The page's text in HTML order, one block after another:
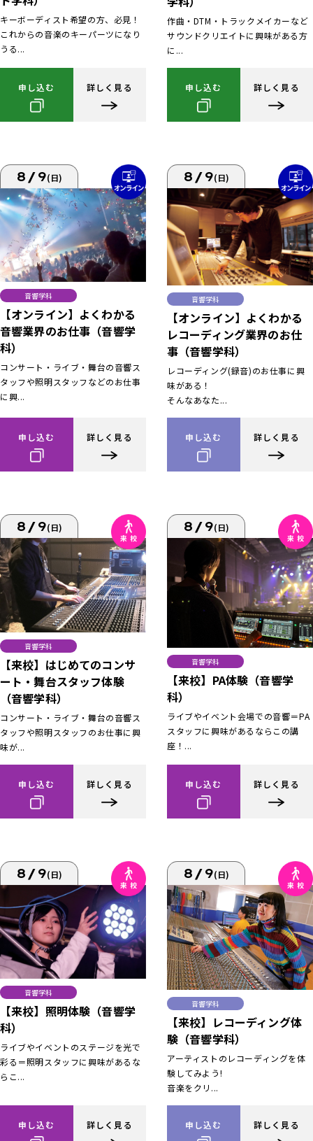
キーボーディスト希望の方、必見！
これからの音楽のキーパーツになり
うる...
申し込む 詳しく見る
作曲・DTM・トラックメイカーなど
サウンドクリエイトに興味がある方
に...
申し込む 詳しく見る
8/9(日)
音響学科
【オンライン】よくわかる
音響業界のお仕事（音響学
科）
コンサート・ライブ・舞台の音響ス
タッフや照明スタッフなどのお仕事
に興...
申し込む 詳しく見る
8/9(日)
音響学科
【オンライン】よくわかる
レコーディング業界のお仕
事（音響学科）
レコーディング(録音)のお仕事に興
味がある！
そんなあなた...
申し込む 詳しく見る
8/9(日)
音響学科
【来校】はじめてのコンサ
ート・舞台スタッフ体験
（音響学科）
コンサート・ライブ・舞台の音響ス
タッフや照明スタッフのお仕事に興
味が...
申し込む 詳しく見る
8/9(日)
音響学科
【来校】PA体験（音響学
科）
ライブやイベント会場での音響＝PA
スタッフに興味があるならこの講
座！...
申し込む 詳しく見る
8/9(日)
音響学科
【来校】照明体験（音響学
科）
ライブやイベントのステージを光で
彩る＝照明スタッフに興味があるな
らこ...
申し込む 詳しく見る
8/9(日)
音響学科
【来校】レコーディング体
験（音響学科）
アーティストのレコーディングを体
験してみよう!
音楽をクリ...
申し込む 詳しく見る